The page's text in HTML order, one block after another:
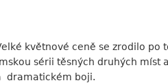
květnové ceně se zrodilo
sérii těsných druhých
dramatickém boji.